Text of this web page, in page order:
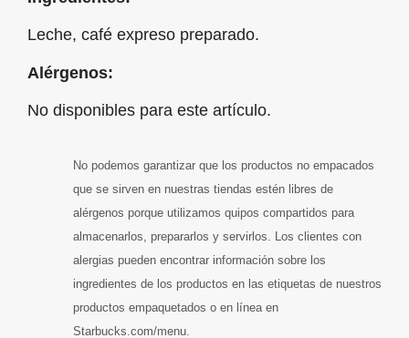
Leche, café expreso preparado.
Alérgenos:
No disponibles para este artículo.
No podemos garantizar que los productos no empacados
que se sirven en nuestras tiendas estén libres de
alérgenos porque utilizamos quipos compartidos para
almacenarlos, prepararlos y servirlos. Los clientes con
alergias pueden encontrar información sobre los
ingredientes de los productos en las etiquetas de nuestros
productos empaquetados o en línea en
Starbucks.com/menu.